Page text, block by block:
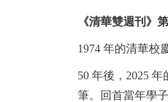
《清華雙週刊》
1974 年的清華校
50 年後，2025
筆。回首當年學